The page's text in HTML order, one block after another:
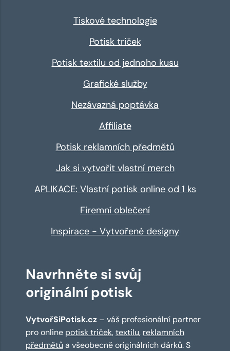
Tiskové technologie
Potisk triček
Potisk textilu od jednoho kusu
Grafické služby
Nezávazná poptávka
Affiliate
Potisk reklamních předmětů
Jak si vytvořit vlastní merch
APLIKACE: Vlastní potisk online od 1 ks
Firemní oblečení
Inspirace - Vytvořené designy
Navrhněte si svůj
originální potisk
VytvořSiPotisk.cz – váš profesionální partner
pro online potisk triček,textilu, reklamních
předmětů a všeobecně originálních dárků. S